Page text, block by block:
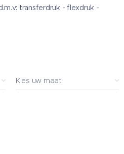
transferdruk - flexdruk -
Kies uw maat